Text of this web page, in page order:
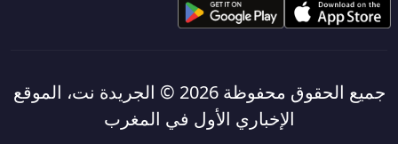
جميع الحقوق محفوظة 2026 ©
الجريدة نت، الموقع
الإخباري الأول في المغرب